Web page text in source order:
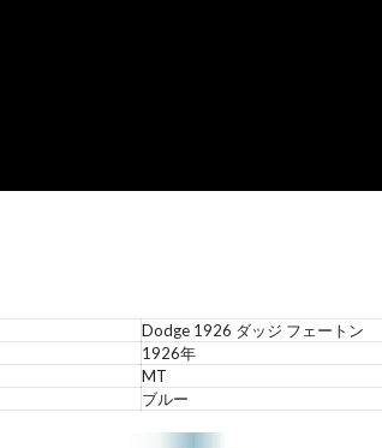
Dodge 1926 ダッジ フェートン
1926年
MT
ブルー